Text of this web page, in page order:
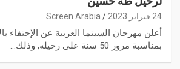
24 فبراير 2023 Screen Arabia
أعلن مهرجان السينما العربية عن الإحتفاء
بمناسبة مرور 50 سنة على رحيله, وذلك…